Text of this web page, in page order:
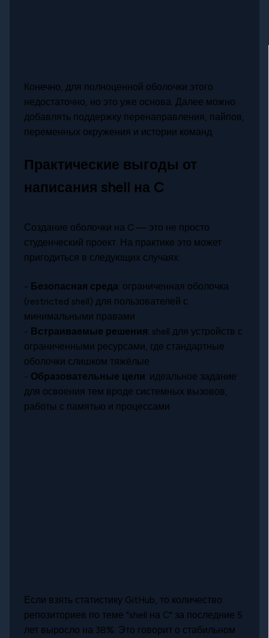
Конечно, для полноценной оболочки этого
недостаточно, но это уже основа. Далее можно
добавлять поддержку перенаправления, пайпов,
переменных окружения и истории команд.
Практические выгоды от
написания shell на C
Создание оболочки на C — это не просто
студенческий проект. На практике это может
пригодиться в следующих случаях:
- Безопасная среда: ограниченная оболочка
(restricted shell) для пользователей с
минимальными правами
- Встраиваемые решения: shell для устройств с
ограниченными ресурсами, где стандартные
оболочки слишком тяжёлые
- Образовательные цели: идеальное задание
для освоения тем вроде системных вызовов,
работы с памятью и процессами
Если взять статистику GitHub, то количество
репозиториев по теме "shell на C" за последние 5
лет выросло на 38%. Это говорит о стабильном